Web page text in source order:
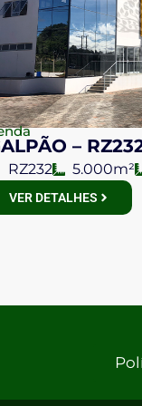
–
RZ232 5.000m²
VER DETALHES